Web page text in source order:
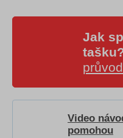
Jak
Video
pomohou